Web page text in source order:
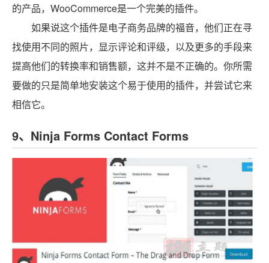
的产品，WooCommerce是一个完美的插件。
如果说这个插件是电子商务品牌的福音，他们正在寻
找使用不同的照片，显示评论和评级，以及更多的手段来
提高他们的转换率和销售额，这并不是不正确的。你所需
要做的只是简单地安装这个易于使用的插件，并尝试它来
相信它。
9、Ninja Forms Contact Forms